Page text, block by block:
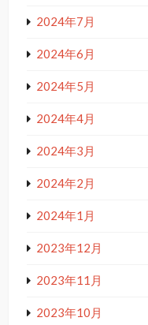
2024年7月
2024年6月
2024年5月
2024年4月
2024年3月
2024年2月
2024年1月
2023年12月
2023年11月
2023年10月